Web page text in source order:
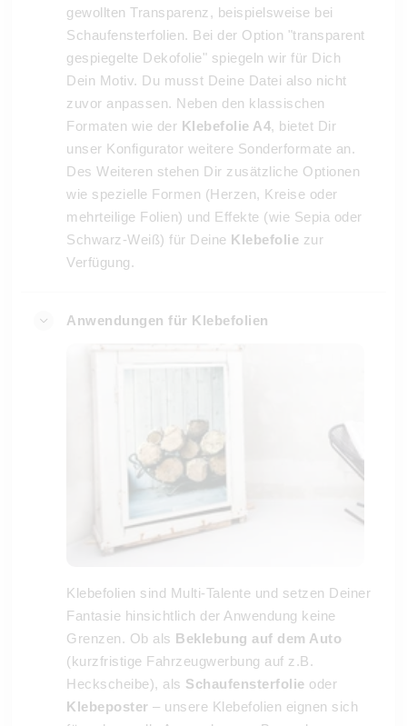
gewollten Transparenz, beispielsweise bei
Schaufensterfolien. Bei der Option "transparent
gespiegelte Dekofolie" spiegeln wir für Dich
Dein Motiv. Du musst Deine Datei also nicht
zuvor anpassen. Neben den klassischen
Formaten wie der Klebefolie A4, bietet Dir
unser Konfigurator weitere Sonderformate an.
Des Weiteren stehen Dir zusätzliche Optionen
wie spezielle Formen (Herzen, Kreise oder
mehrteilige Folien) und Effekte (wie Sepia oder
Schwarz-Weiß) für Deine Klebefolie zur
Verfügung.
Anwendungen für Klebefolien
Klebefolien sind Multi-Talente und setzen Deiner
Fantasie hinsichtlich der Anwendung keine
Grenzen. Ob als Beklebung auf dem Auto
(kurzfristige Fahrzeugwerbung auf z.B.
Heckscheibe), als Schaufensterfolie oder
Klebeposter – unsere Klebefolien eignen sich